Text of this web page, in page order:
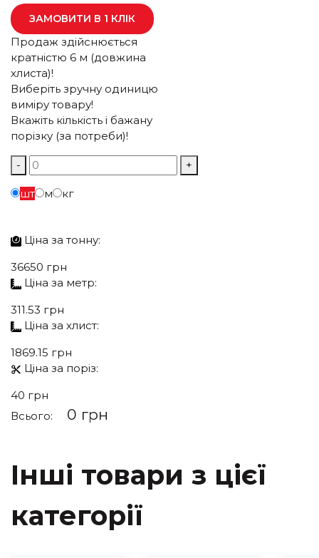
ЗАМОВИТИ В 1 КЛІК
Продаж здійснюється
кратністю 6 м (довжина
хлиста)!
Виберіть зручну одиницю
виміру товару!
Вкажіть кількість і бажану
порізку (за потреби)!
- +
шт м кг
Ціна затонну:
36650 грн
Ціна за метр:
311.53 грн
Ціна за хлист:
1869.15 грн
Ціна за поріз:
40 грн
Всього:
0 грн
Інші товари з цієї
категорії